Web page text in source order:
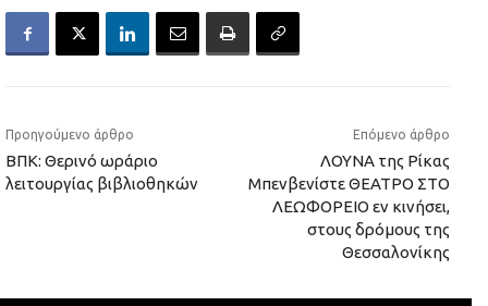
Προηγούμενο άρθρο
ΒΠΚ: Θερινό ωράριο
λειτουργίας βιβλιοθηκών
Επόμενο άρθρο
ΛΟΥΝΑ της Ρίκας
Μπενβενίστε ΘΕΑΤΡΟ ΣΤΟ
ΛΕΩΦΟΡΕΙΟ εν κινήσει,
στους δρόμους της
Θεσσαλονίκης